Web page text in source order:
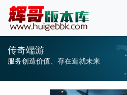
传奇端游
服务创造价值、存在造就未来